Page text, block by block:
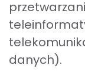
danych).